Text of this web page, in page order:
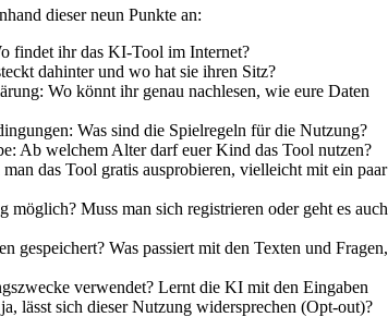
dieser neun Punkte an:
findet ihr das KI-Tool im Internet?
dahinter und wo hat sie ihren Sitz?
Wo könnt ihr genau nachlesen, wie eure Daten
Was sind die Spielregeln für die Nutzung?
Ab welchem Alter darf euer Kind das Tool nutzen?
das Tool gratis ausprobieren, vielleicht mit ein paar
möglich? Muss man sich registrieren oder geht es auch
gespeichert? Was passiert mit den Texten und Fragen,
verwendet? Lernt die KI mit den Eingaben
lässt sich dieser Nutzung widersprechen (Opt-out)?